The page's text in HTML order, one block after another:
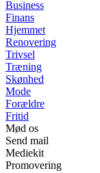
Business
Finans
Hjemmet
Renovering
Trivsel
Træning
Skønhed
Mode
Forældre
Fritid
Mød os
Send mail
Mediekit
Promovering